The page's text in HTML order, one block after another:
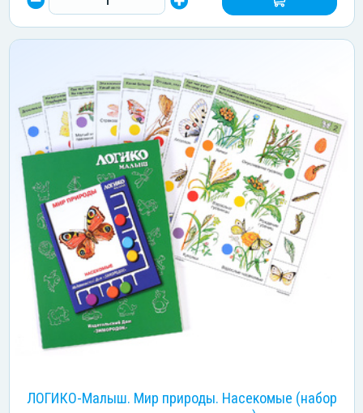
ЛОГИКО-Малыш. Мир природы. Насекомые (набор